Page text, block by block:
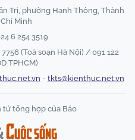
Trị, phường Hạnh Thông, Thành
Minh
6 254 3519
(Toà soạn Hà Nội) / 091 122
TPHCM)
- tkts@kienthuc.net.vn
tổng hợp của Báo